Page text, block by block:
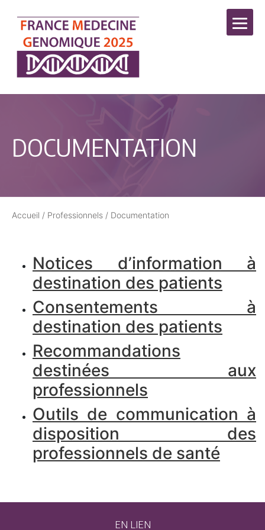
DOCUMENTATION
Accueil / Professionnels / Documentation
Notices d’information à
destination des patients
Consentements à
destination des patients
Recommandations
destinées aux
professionnels
Outils de communication à
disposition des
professionnels de santé
EN LIEN